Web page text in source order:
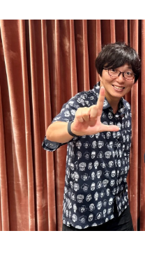
お知らせ
イベント・グッズ
YouTube
会社情報